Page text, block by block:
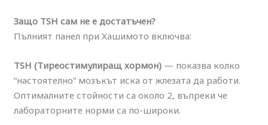
Защо TSH сам не е достатъчен?
Пълният панел при Хашимото включва:
TSH (Тиреостимулиращ хормон) — показва колко
“настоятелно” мозъкът иска от жлезата да работи.
Оптималните стойности са около 2, въпреки че
лабораторните норми са по-широки.